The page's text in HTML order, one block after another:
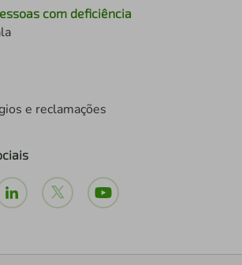
com deficiência
e reclamações